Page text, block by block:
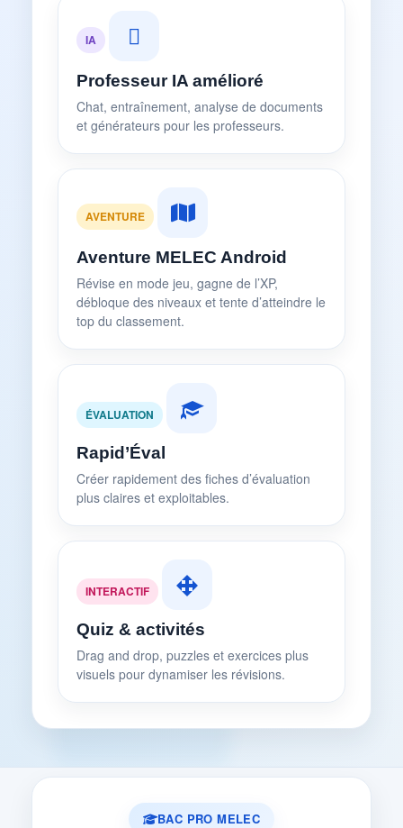
IA
Professeur IA amélioré
Chat, entraînement, analyse de documents
et générateurs pour les professeurs.
AVENTURE
Aventure MELEC Android
Révise en mode jeu, gagne de l’XP,
débloque des niveaux et tente d’atteindre le
top du classement.
ÉVALUATION
Rapid’Éval
Créer rapidement des fiches d’évaluation
plus claires et exploitables.
INTERACTIF
Quiz & activités
Drag and drop, puzzles et exercices plus
visuels pour dynamiser les révisions.
BAC PRO MELEC